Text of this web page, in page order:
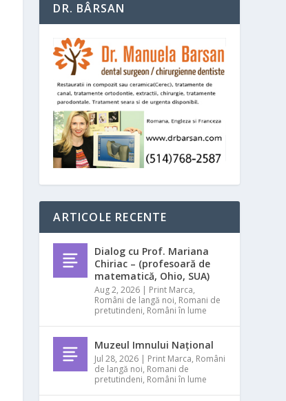
DR. BÂRSAN
ARTICOLE RECENTE
Dialog cu Prof. Mariana
Chiriac – (profesoară de
matematică, Ohio, SUA)
Aug 2, 2026 | Print Marca,
Români de langă noi, Romani de
pretutindeni, Români în lume
Muzeul Imnului Național
Jul 28, 2026 | Print Marca, Români
de langă noi, Romani de
pretutindeni, Români în lume